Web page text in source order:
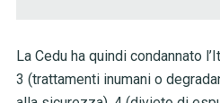
La Cedu ha quindi condannato
3 (trattamenti inumani o